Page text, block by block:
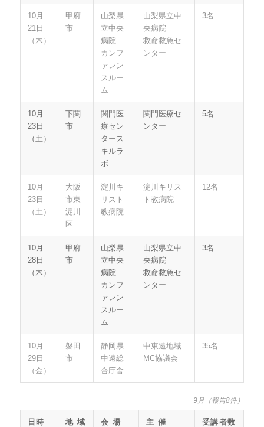
10月
21日
（木）
甲府
市
山梨県
立中央
病院
カンフ
ァレン
スルー
ム
山梨県立中
央病院
救命救急セ
ンター
3名
10月
23日
（土）
下関
市
関門医
療セン
タース
キルラ
ボ
関門医療セ
ンター
5名
10月
23日
（土）
大阪
市東
淀川
区
淀川キ
リスト
教病院
淀川キリス
ト教病院
12名
10月
28日
（木）
甲府
市
山梨県
立中央
病院
カンフ
ァレン
スルー
ム
山梨県立中
央病院
救命救急セ
ンター
3名
10月
29日
（金）
磐田
市
静岡県
中遠総
合庁舎
中東遠地域
MC協議会
35名
9月（報告8件）
日時 地 域 会 場 主 催 受講者数